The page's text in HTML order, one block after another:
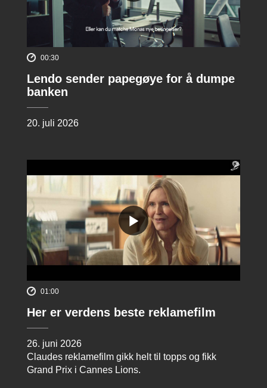
00:30
Lendo sender papegøye for å dumpe
banken
20. juli 2026
01:00
Her er verdens beste reklamefilm
26. juni 2026
Claudes reklamefilm gikk helt til topps og fikk
Grand Prix i Cannes Lions.